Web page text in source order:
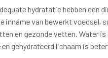
hydratatie hebben een
inname van bewerkt voedsel,
en gezonde vetten. Water
gehydrateerd lichaam is